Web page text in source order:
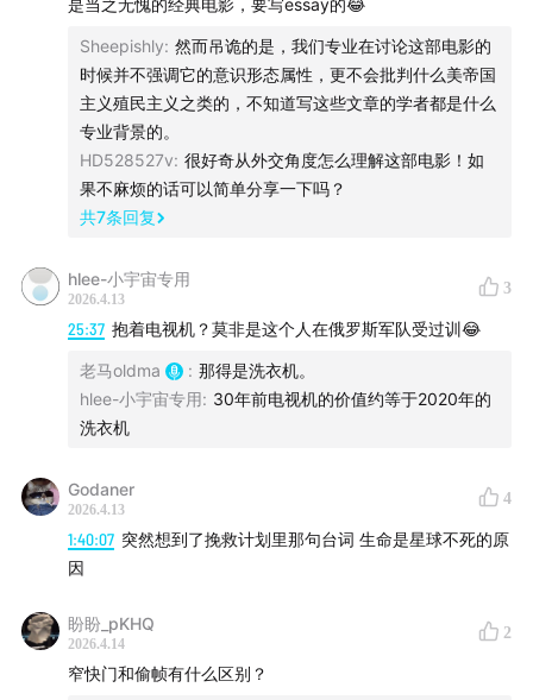
九十年代寻找新的战争片范式
《黑鹰坠落》承接《拯救大兵瑞恩》
后911时代的反恐战争片
毕格罗和李安
一种新的异化
战争高度媒介化
00:53:19 用身体看电影
阿吴的同学看了几十遍
用情境代替人物
没有主角光环
每个视听瞬间都有情境压力
基顿和卓别林
情境可以承载叙事
观众也感知到环境压力的变化
类似《北方的纳努克》
环境不可改变的悲剧
身体感知代替意识认同
是当之无愧的经典电影，要写essay的😂
Sheepishly: 然而吊诡的是，我们专业在讨论这部电影的
时候并不强调它的意识形态属性，更不会批判什么美帝国
主义殖民主义之类的，不知道写这些文章的学者都是什么
专业背景的。
HD528527v: 很好奇从外交角度怎么理解这部电影！如
果不麻烦的话可以简单分享一下吗？
共7条回复
hlee-小宇宙专用
2026.4.13
3
25:37 抱着电视机？莫非是这个人在俄罗斯军队受过训😂
老马oldma : 那得是洗衣机。
hlee-小宇宙专用: 30年前电视机的价值约等于2020年的
洗衣机
Godaner
2026.4.13
4
1:40:07 突然想到了挽救计划里那句台词 生命是星球不死的原
因
盼盼_pKHQ
2026.4.14
2
窄快门和偷帧有什么区别？